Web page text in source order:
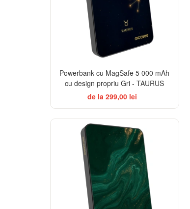
Powerbank cu MagSafe 5 000 mAh
cu design propriu Gri - TAURUS
de la 299,00 lei